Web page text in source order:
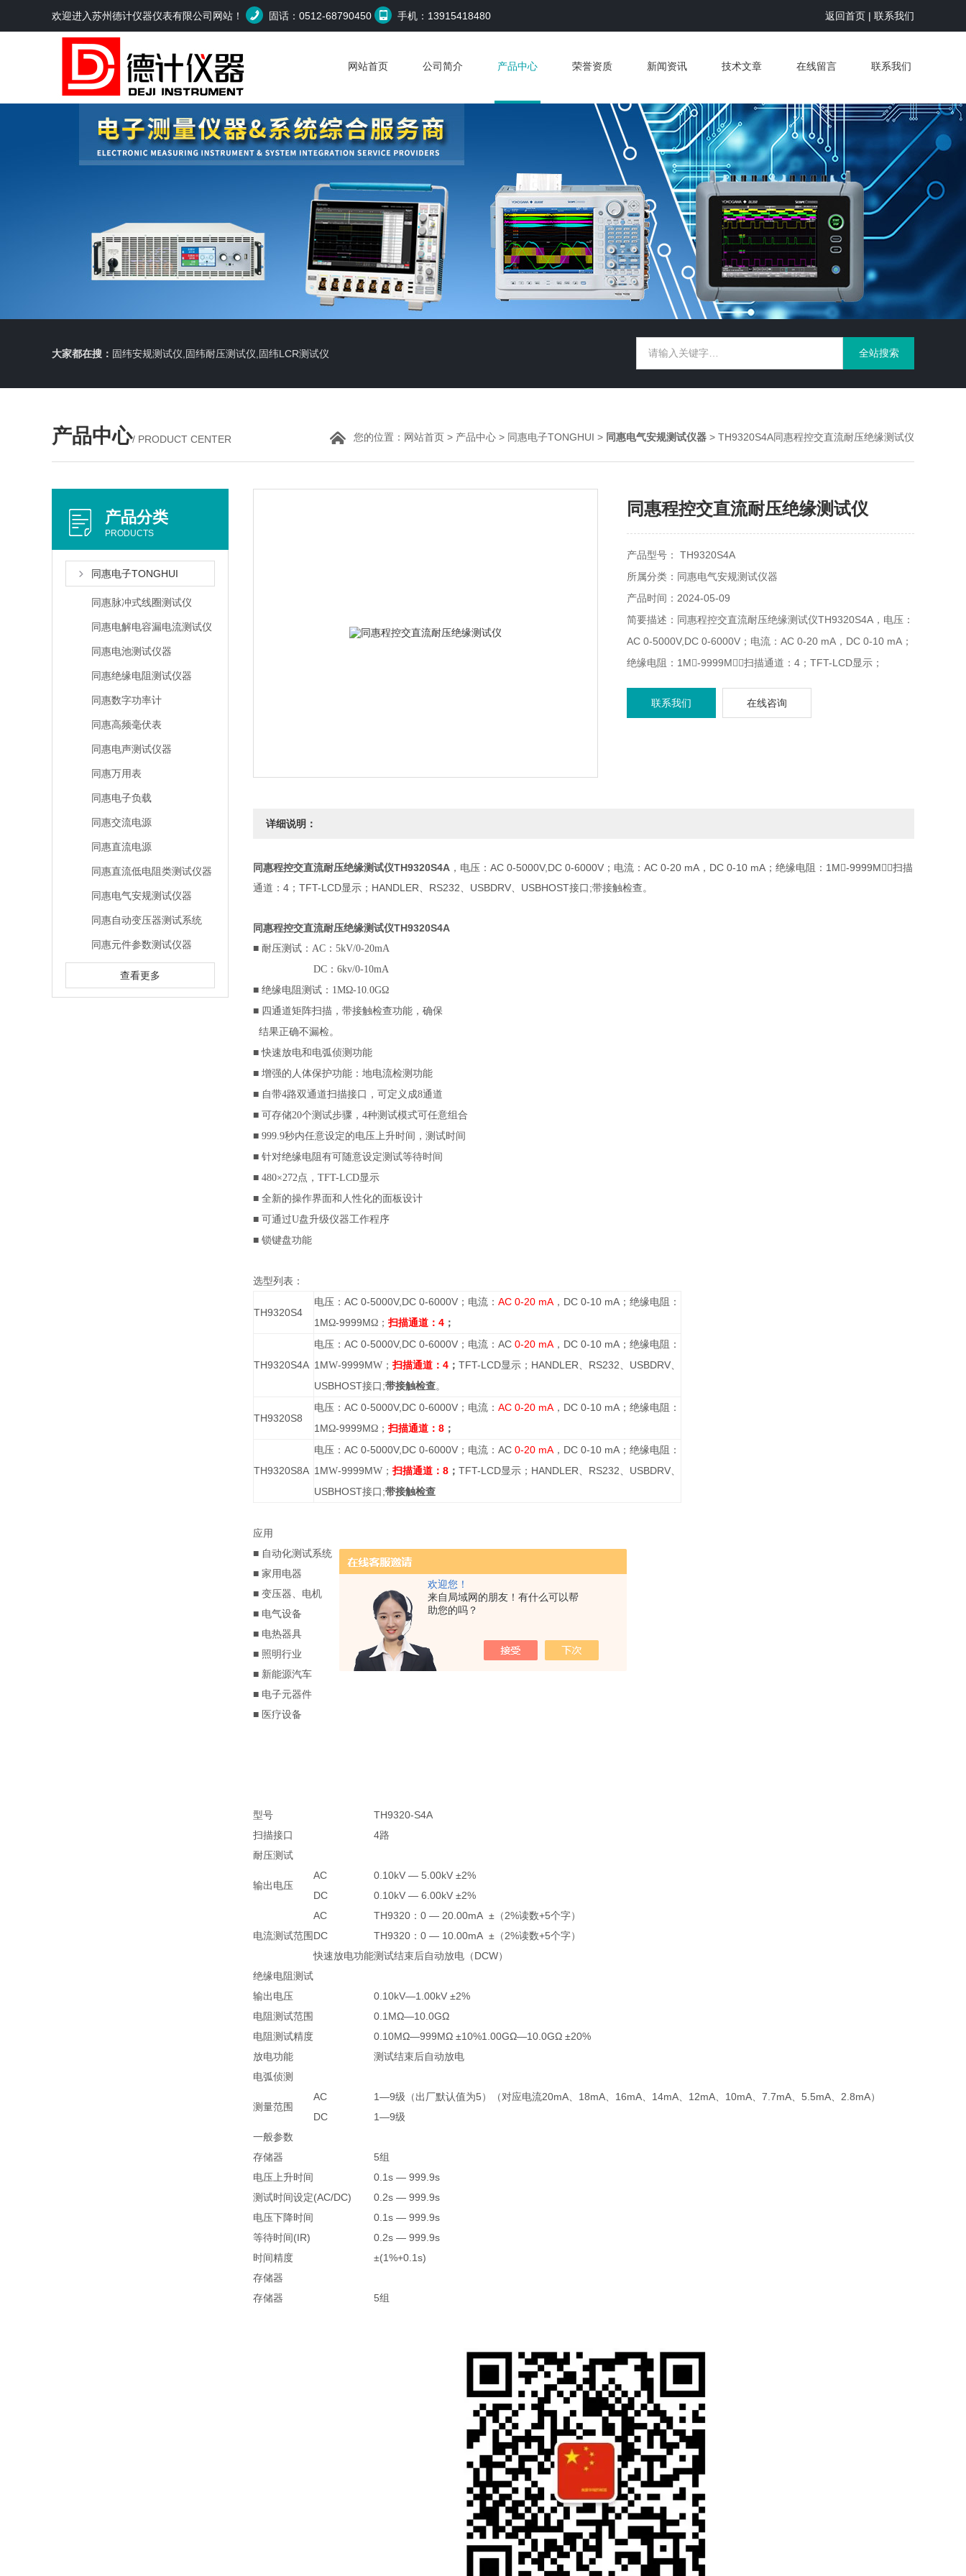
欢迎您！
来自局域网的朋友！有什么可以帮
助您的吗？
欢迎进入苏州德计仪器仪表有限公司网站！ 固话：0512-68790450 手机：13915418480 返回首页 | 联系我们
网站首页 公司简介 产品中心 荣誉资质 新闻资讯 技术文章 在线留言 联系我们
大家都在搜： 固纬安规测试仪,固纬耐压测试仪,固纬LCR测试仪
产品中心/ PRODUCT CENTER 您的位置： 网站首页 > 产品中心 > 同惠电子TONGHUI > 同惠电气安规测试仪器 > TH9320S4A同惠程控交直流耐压绝缘测试仪
产品分类
PRODUCTS
同惠电子TONGHUI
同惠脉冲式线圈测试仪
同惠电解电容漏电流测试仪
同惠电池测试仪器
同惠绝缘电阻测试仪器
同惠数字功率计
同惠高频毫伏表
同惠电声测试仪器
同惠万用表
同惠电子负载
同惠交流电源
同惠直流电源
同惠直流低电阻类测试仪器
同惠电气安规测试仪器
同惠自动变压器测试系统
同惠元件参数测试仪器
查看更多
同惠程控交直流耐压绝缘测试仪
产品型号： TH9320S4A
所属分类：同惠电气安规测试仪器
产品时间：2024-05-09
简要描述：同惠程控交直流耐压绝缘测试仪TH9320S4A，电压：
AC 0-5000V,DC 0-6000V；电流：AC 0-20 mA，DC 0-10 mA；
绝缘电阻：1M-9999M；扫描通道：4；TFT-LCD显示；
联系我们
在线咨询
详细说明：
同惠程控交直流耐压绝缘测试仪TH9320S4A ，电压：AC 0-5000V,DC 0-6000V；电流：AC 0-20 mA，DC 0-10 mA；绝缘电阻：1M-9999M；扫描
通道：4；TFT-LCD显示；HANDLER、RS232、USBDRV、USBHOST接口;带接触检查。
同惠程控交直流耐压绝缘测试仪TH9320S4A
■ 耐压测试：AC：5kV/0-20mA
DC ：6kv/0-10mA
■ 绝缘电阻测试：1MΩ-10.0GΩ
■ 四通道矩阵扫描，带接触检查功能，确保
结果正确不漏检。
■ 快速放电和电弧侦测功能
■ 增强的人体保护功能：地电流检测功能
■ 自带4路双通道扫描接口，可定义成8通道
■ 可存储20个测试步骤，4种测试模式可任意组合
■ 999.9秒内任意设定的电压上升时间，测试时间
■ 针对绝缘电阻有可随意设定测试等待时间
■ 480×272点，TFT-LCD显示
■ 全新的操作界面和人性化的面板设计
■ 可通过U盘升级仪器工作程序
■ 锁键盘功能
选型列表：
TH9320S4
电压： AC 0-5000V,DC 0-6000V ；电流： AC 0-20 mA， DC 0-10 mA ；绝缘电阻：
1MΩ-9999MΩ； 扫描通道： 4 ；
TH9320S4A
电压： AC 0-5000V,DC 0-6000V ；电流： AC 0-20 mA， DC 0-10 mA ；绝缘电阻：
1MW-9999MW ； 扫描通道： 4 ； TFT-LCD显示； HANDLER、 RS232、 USBDRV、
USBHOST接口 ;带接触检查。
TH9320S8
电压： AC 0-5000V,DC 0-6000V ；电流： AC 0-20 mA， DC 0-10 mA ；绝缘电阻：
1MΩ-9999MΩ； 扫描通道： 8 ；
TH9320S8A
电压： AC 0-5000V,DC 0-6000V ；电流： AC 0-20 mA， DC 0-10 mA ；绝缘电阻：
1MW-9999MW ； 扫描通道： 8 ； TFT-LCD显示； HANDLER、 RS232、 USBDRV、
USBHOST接口 ;带接触检查
应用
■ 自动化测试系统
■ 家用电器
■ 变压器、电机
■ 电气设备
■ 电热器具
■ 照明行业
■ 新能源汽车
■ 电子元器件
■ 医疗设备
型号
TH9320-S4A
扫描接口
4路
耐压测试
输出电压
AC
0.10kV — 5.00kV ±2%
DC
0.10kV — 6.00kV ±2%
电流测试范围
AC
TH9320：0 — 20.00mA ±（2%读数+5个字）
DC
TH9320：0 — 10.00mA ±（2%读数+5个字）
快速放电功能测试结束后自动放电（DCW）
绝缘电阻测试
输出电压
0.10kV—1.00kV ±2%
电阻测试范围
0.1MΩ—10.0GΩ
电阻测试精度
0.10MΩ—999MΩ ±10%1.00GΩ—10.0GΩ ±20%
放电功能
测试结束后自动放电
电弧侦测
测量范围
AC
1—9级（出厂默认值为5）（对应电流20mA、18mA、16mA、14mA、12mA、10mA、7.7mA、5.5mA、2.8mA）
DC
1—9级
一般参数
存储器
5组
电压上升时间
0.1s — 999.9s
测试时间设定(AC/DC)
0.2s — 999.9s
电压下降时间
0.1s — 999.9s
等待时间(IR)
0.2s — 999.9s
时间精度
±(1%+0.1s)
存储器
存储器
5组